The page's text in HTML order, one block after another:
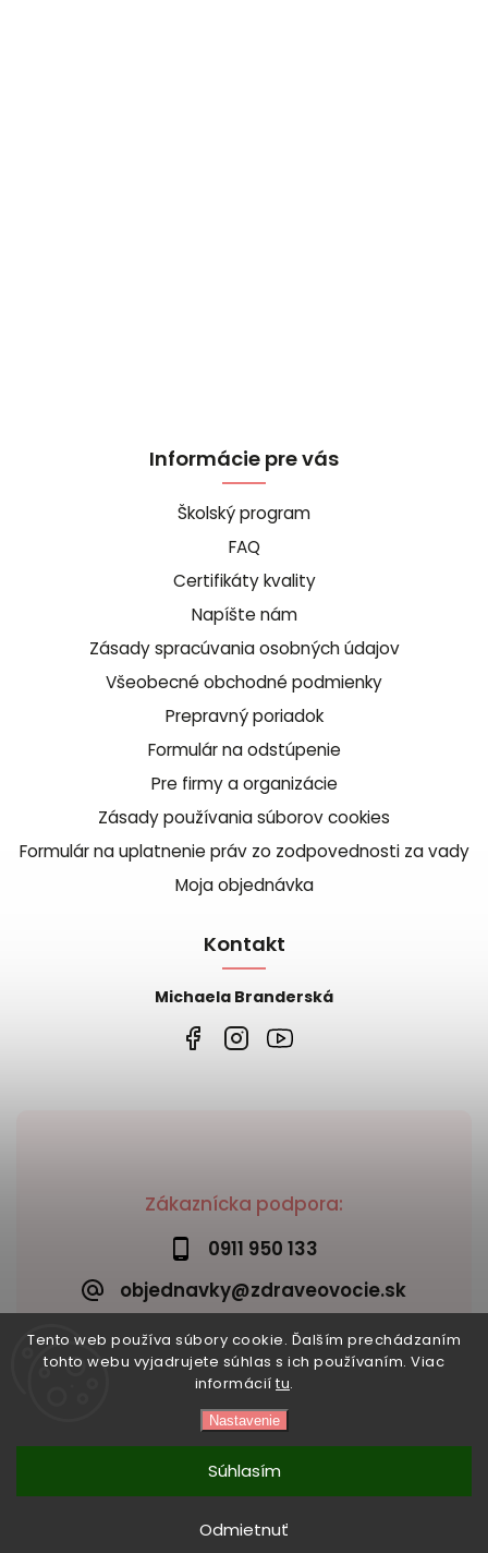
Tento web používa súbory cookie. Ďalším prechádzaním
tohto webu vyjadrujete súhlas s ich používaním. Viac
informácií tu.
Nastavenie
Odmietnuť
Súhlasím
Zákaznícka podpora:
0911 950 133
objednavky@zdraveovocie.sk
Informácie pre vás
Školský program
FAQ
Certifikáty kvality
Napíšte nám
Zásady spracúvania osobných údajov
Všeobecné obchodné podmienky
Prepravný poriadok
Formulár na odstúpenie
Pre firmy a organizácie
Zásady používania súborov cookies
Formulár na uplatnenie práv zo zodpovednosti za vady
Moja objednávka
Kontakt
Michaela Branderská
Zdravé ovocie. Všetky práva vyhradené.
Shoptet | Design